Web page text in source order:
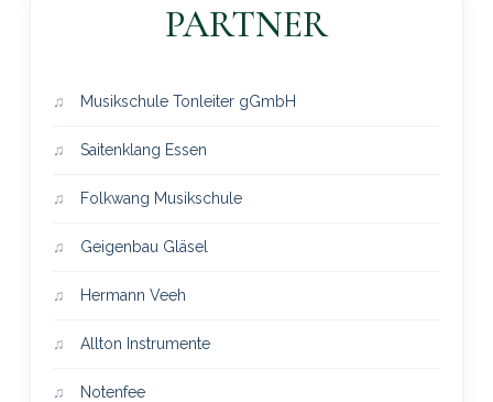
PARTNER
Musikschule Tonleiter gGmbH
Saitenklang Essen
Folkwang Musikschule
Geigenbau Gläsel
Hermann Veeh
Allton Instrumente
Notenfee